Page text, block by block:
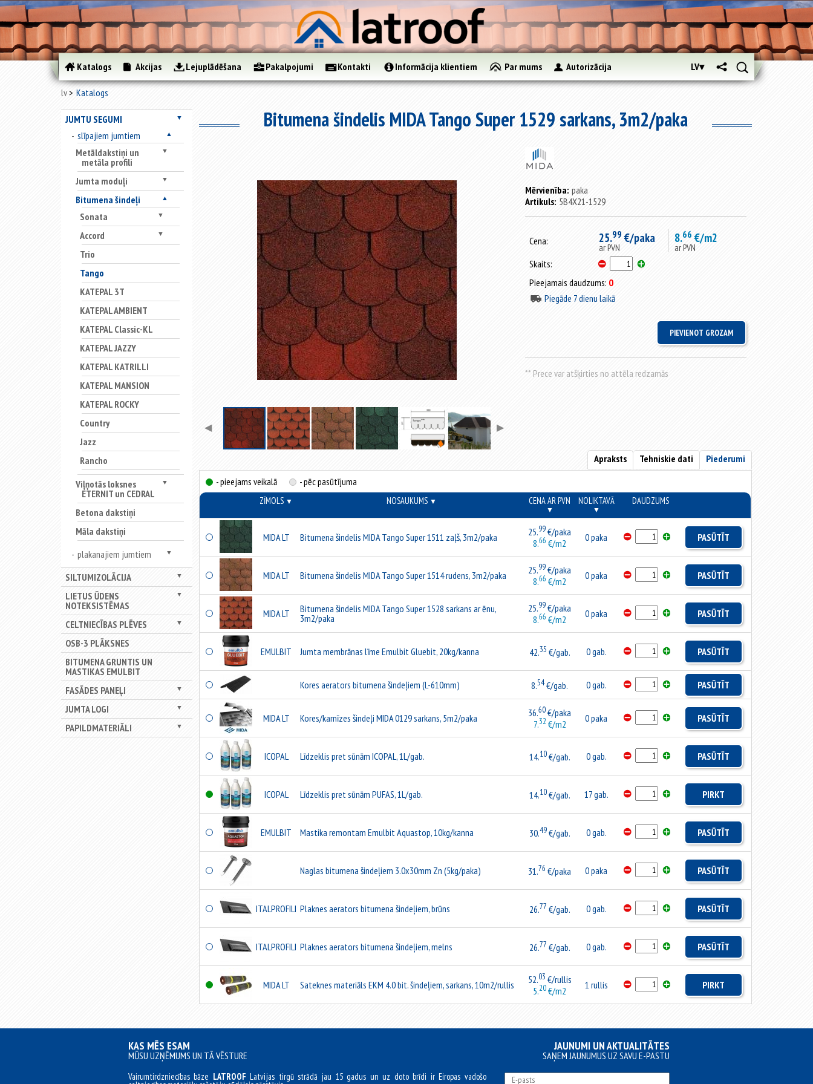
Katalogs Akcijas Lejuplādēšana Pakalpojumi Kontakti Informācija klientiem Par mums Autorizācija LV▾
lv Katalogs
▼
JUMTU SEGUMI
▲
slīpajiem jumtiem
▼
Metāldakstiņi un
metāla profili
▼
Jumta moduļi
▲
Bitumena šindeļi
▼
Sonata
▼
Accord
Trio
Tango
KATEPAL 3T
KATEPAL AMBIENT
KATEPAL Classic-KL
KATEPAL JAZZY
KATEPAL KATRILLI
KATEPAL MANSION
KATEPAL ROCKY
Country
Jazz
Rancho
▼
Viļņotās loksnes
ETERNIT un CEDRAL
Betona dakstiņi
Māla dakstiņi
▼
plakanajiem jumtiem
▼
SILTUMIZOLĀCIJA
▼
LIETUS ŪDENS
NOTEKSISTĒMAS
▼
CELTNIECĪBAS PLĒVES
OSB-3 PLĀKSNES
BITUMENA GRUNTIS UN
MASTIKAS EMULBIT
▼
FASĀDES PANEĻI
▼
JUMTA LOGI
▼
PAPILDMATERIĀLI
Bitumena šindelis MIDA Tango Super 1529 sarkans, 3m2/paka
◀ ▶
Mērvienība: paka
Artikuls: 5B4X21-1529
Cena: 25.99 €/paka
ar PVN
8.66 €/m2
ar PVN
Skaits:
Pieejamais daudzums: 0
Piegāde 7 dienu laikā
** Prece var atšķirties no attēla redzamās
Piederumi
Tehniskie dati
Apraksts
- pieejams veikalā
- pēc pasūtījuma
ZĪMOLS ▼ NOSAUKUMS ▼ CENA AR PVN
▼
NOLIKTAVĀ
▼
DAUDZUMS
MIDA LT Bitumena šindelis MIDA Tango Super 1511 zaļš, 3m2/paka 25.99€/paka
8.66 €/m2
0 paka PASŪTĪT
MIDA LT Bitumena šindelis MIDA Tango Super 1514 rudens, 3m2/paka 25.99€/paka
8.66 €/m2
0 paka PASŪTĪT
MIDA LT
Bitumena šindelis MIDA Tango Super 1528 sarkans ar ēnu,
3m2/paka
25.99€/paka
8.66 €/m2
0 paka PASŪTĪT
EMULBIT Jumta membrānas līme Emulbit Gluebit, 20kg/kanna 42.35 €/gab. 0 gab. PASŪTĪT
Kores aerators bitumena šindeļiem (L-610mm) 8.54€/gab. 0 gab. PASŪTĪT
MIDA LT Kores/karnīzes šindeļi MIDA 0129 sarkans, 5m2/paka 36.60€/paka
7.32€/m2
0 paka PASŪTĪT
ICOPAL Līdzeklis pret sūnām ICOPAL, 1L/gab. 14.10€/gab. 0 gab. PASŪTĪT
ICOPAL Līdzeklis pret sūnām PUFAS, 1L/gab. 14.10€/gab. 17 gab. PIRKT
EMULBIT Mastika remontam Emulbit Aquastop, 10kg/kanna 30.49€/gab. 0 gab. PASŪTĪT
Naglas bitumena šindeļiem 3.0x30mm Zn (5kg/paka) 31.76 €/paka 0 paka PASŪTĪT
ITALPROFILI Plaknes aerators bitumena šindeļiem, brūns 26.77 €/gab. 0 gab. PASŪTĪT
ITALPROFILI Plaknes aerators bitumena šindeļiem, melns 26.77 €/gab. 0 gab. PASŪTĪT
MIDA LT Sateknes materiāls EKM 4.0 bit. šindeļiem, sarkans, 10m2/rullis 52.03 €/rullis
5.20€/m2
1 rullis PIRKT
KAS MĒS ESAM
MŪSU UZŅĒMUMS UN TĀ VĒSTURE
Vairumtirdzniecības bāze LATROOFLatvijas tirgū strādā jau 15 gadus un uz doto brīdi ir Eiropas vadošo
JAUNUMI UN AKTUALITĀTES
SAŅEM JAUNUMUS UZ SAVU E-PASTU